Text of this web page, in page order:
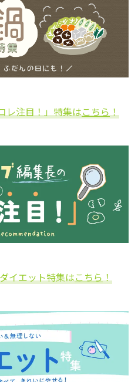
レ注目！」特集はこちら ！
イエット特集はこちら！